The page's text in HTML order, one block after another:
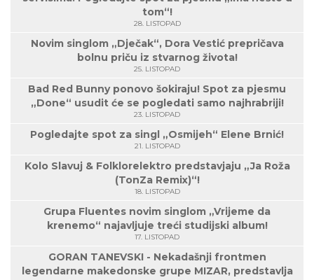
tom“!
28. LISTOPAD
Novim singlom „Dječak“, Dora Vestić prepričava
bolnu priču iz stvarnog života!
25. LISTOPAD
Bad Red Bunny ponovo šokiraju! Spot za pjesmu
„Done“ usudit će se pogledati samo najhrabriji!
23. LISTOPAD
Pogledajte spot za singl „Osmijeh“ Elene Brnić!
21. LISTOPAD
Kolo Slavuj & Folklorelektro predstavjaju „Ja Roža
(TonZa Remix)“!
18. LISTOPAD
Grupa Fluentes novim singlom „Vrijeme da
krenemo“ najavljuje treći studijski album!
17. LISTOPAD
GORAN TANEVSKI - Nekadašnji frontmen
legendarne makedonske grupe MIZAR, predstavlja